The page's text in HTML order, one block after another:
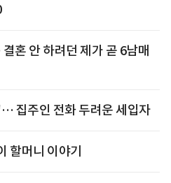
혼 안 하려던 제가 곧 6남매
집주인 전화 두려운 세입자
할머니 이야기